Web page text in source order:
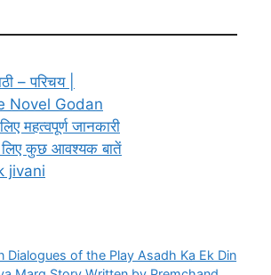
– परिचय |
Novel Godan
महत्वपूर्ण जानकारी
लिए कुछ आवश्यक बातें
jivani
Dialogues of the Play Asadh Ka Ek Din